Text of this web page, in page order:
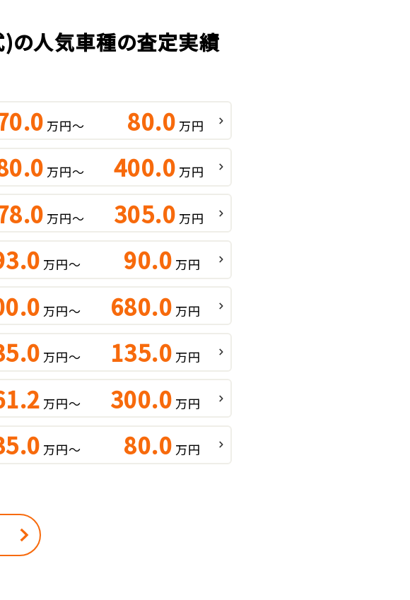
)の人気車種の査定実績
万円～ 80.0 万円
万円～ 400.0 万円
万円～ 305.0 万円
万円～ 90.0 万円
万円～ 680.0 万円
万円～ 135.0 万円
万円～ 300.0 万円
万円～ 80.0 万円